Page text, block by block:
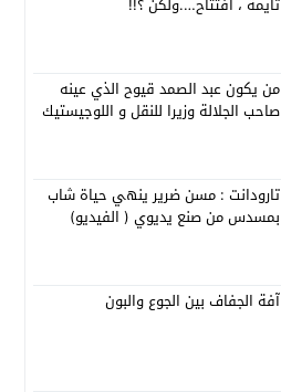
من يكون عبد الصمد قيوح الذي عينه
صاحب الجلالة وزيرا للنقل و اللوجيستيك
تارودانت : مسن ضرير ينهي حياة شاب
بمسدس من صنع يديوي ( الفيديو)
آفة الجفاف بين الجوع والبون